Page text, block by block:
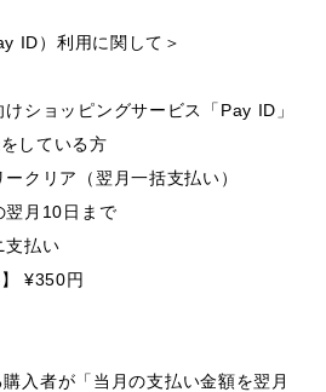
ID）利用に関して＞
けショッピングサービス「Pay ID」
している方
クリア（翌月一括支払い）
翌月10日まで
支払い
¥350円
入者が「当月の支払い金額を翌月